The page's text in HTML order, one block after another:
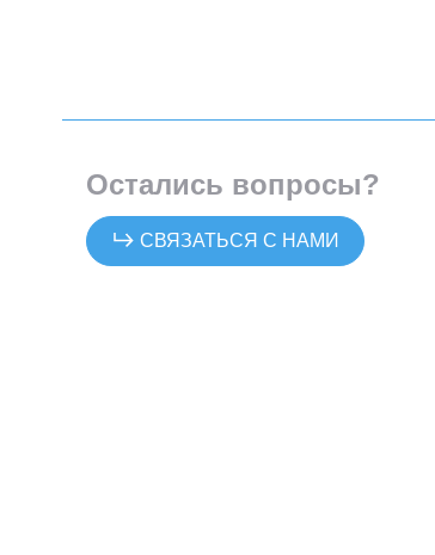
Остались вопросы?
СВЯЗАТЬСЯ С НАМИ